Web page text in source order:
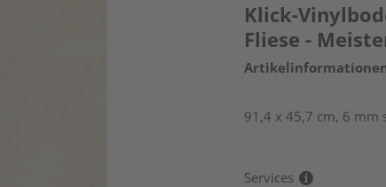
Klick-
Fliese -
91,4 x 45,7 cm, 6 mm
Services